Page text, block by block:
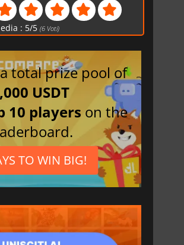
€ 15.48
: 5/5 (6 Voti)
total prize pool of
USDT
10 players on the
TO WIN BIG!